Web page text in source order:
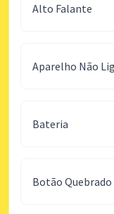
Alto Falante
Aparelho Não
Bateria
Botão Quebrado